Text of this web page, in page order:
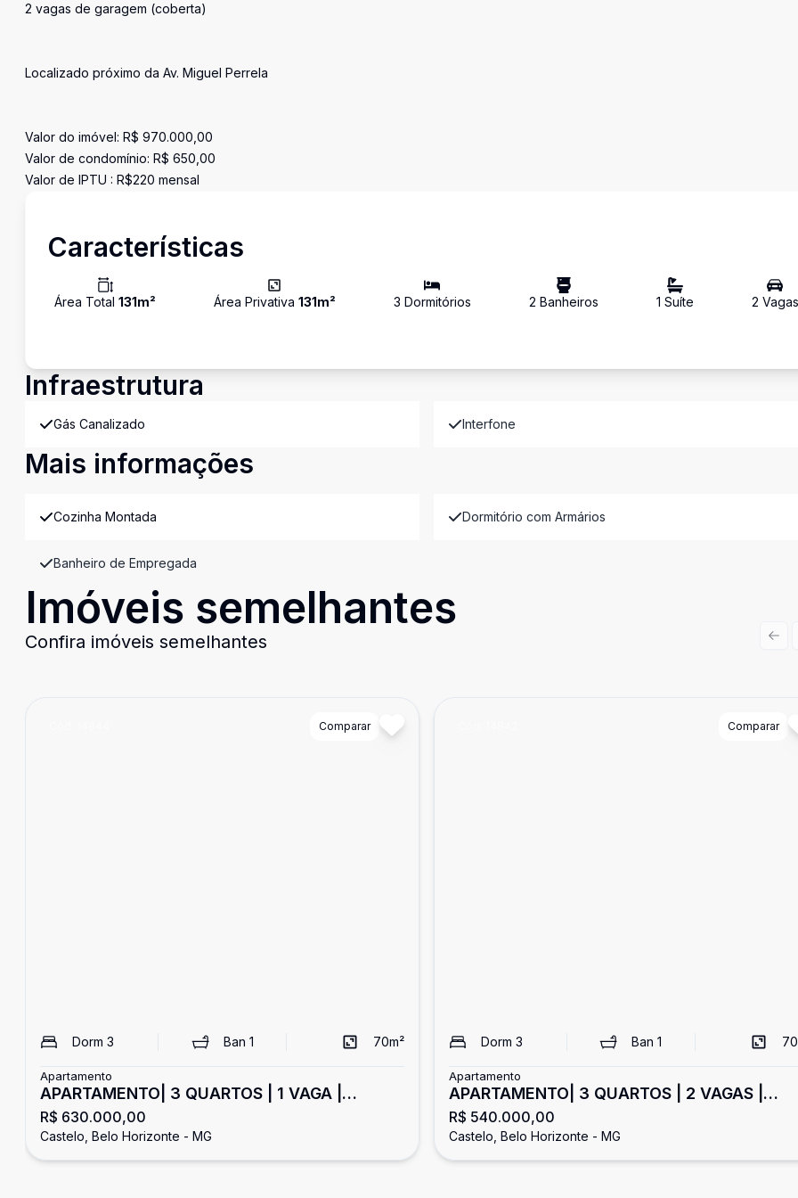
2 vagas de garagem (coberta)
Localizado próximo da Av. Miguel Perrela
Valor do imóvel: R$ 970.000,00
Valor de condomínio: R$ 650,00
Valor de IPTU : R$220 mensal
Características
Área Total 131m² Área Privativa 131m² 3 Dormitórios 2 Banheiros 1 Suíte 2 Vagas
Infraestrutura
Gás Canalizado Interfone
Mais informações
Cozinha Montada Dormitório com Armários
Banheiro de Empregada
Imóveis semelhantes
Confira imóveis semelhantes
Comparar
Dorm 3 Ban 1 70m²
Apartamento
APARTAMENTO| 3 QUARTOS | 1 VAGA |
BAIRRO CASTELO
R$ 630.000,00
Castelo, Belo Horizonte - MG
Comparar
Dorm 3 Ban1 70
Apartamento
APARTAMENTO| 3 QUARTOS | 2 VAGAS |
BAIRRO CASTELO
R$ 540.000,00
Castelo, Belo Horizonte - MG